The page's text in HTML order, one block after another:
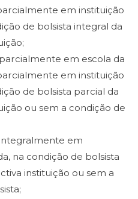
em instituição
de bolsista integral da
em escola da
em instituição
de bolsista parcial da
ou sem a condição de
em
na condição de bolsista
instituição ou sem a